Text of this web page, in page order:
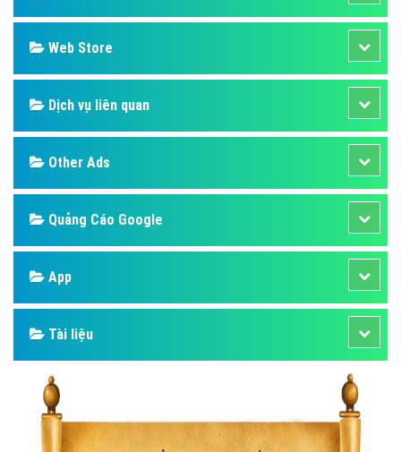
Web Store
Dịch vụ liên quan
Other Ads
Quảng Cáo Google
App
Tài liệu